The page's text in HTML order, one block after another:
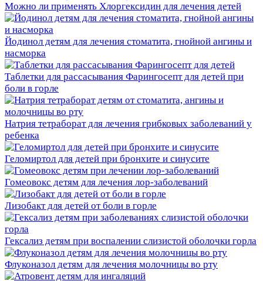
Можно ли применять Хлоргексидин для лечения детей
Йодинол детям для лечения стоматита, гнойной ангины и
насморка
Таблетки для рассасывания Фарингосепт для детей при
боли в горле
Натрия тетраборат для лечения грибковых заболеваний у
ребенка
Геломиртол для детей при бронхите и синусите
Гомеовокс детям для лечения лор-заболеваний
Лизобакт для детей от боли в горле
Гексализ детям при воспалении слизистой оболочки горла
Флуконазол детям для лечения молочницы во рту